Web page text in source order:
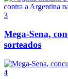
3
Mega-Sena,
sorteados
4